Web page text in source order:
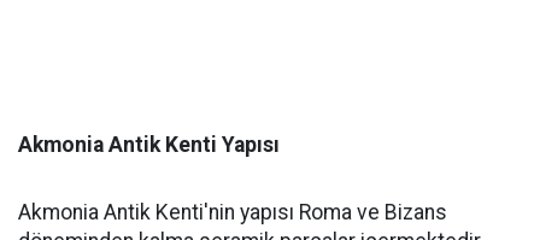
Akmonia Antik Kenti Yapısı
Akmonia Antik Kenti'nin yapısı Roma ve Bizans